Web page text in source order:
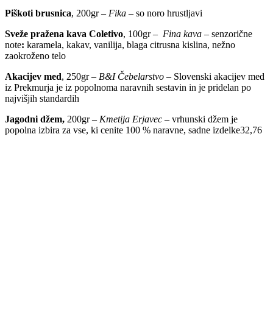
Piškoti brusnica, 200gr – Fika – so noro hrustljavi
Sveže pražena kava Coletivo, 100gr – Fina kava – senzorične
note: karamela, kakav, vanilija, blaga citrusna kislina, nežno
zaokroženo telo
Akacijev med, 250gr – B&I Čebelarstvo – Slovenski akacijev med
iz Prekmurja je iz popolnoma naravnih sestavin in je pridelan po
najvišjih standardih
Jagodni džem, 200gr – Kmetija Erjavec – vrhunski džem je
popolna izbira za vse, ki cenite 100 % naravne, sadne izdelke32,76